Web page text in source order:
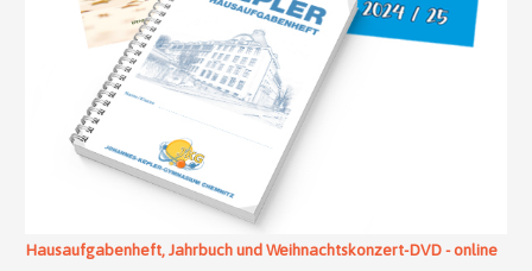
Hausaufgabenheft, Jahrbuch und Weihnachtskonzert-DVD - online